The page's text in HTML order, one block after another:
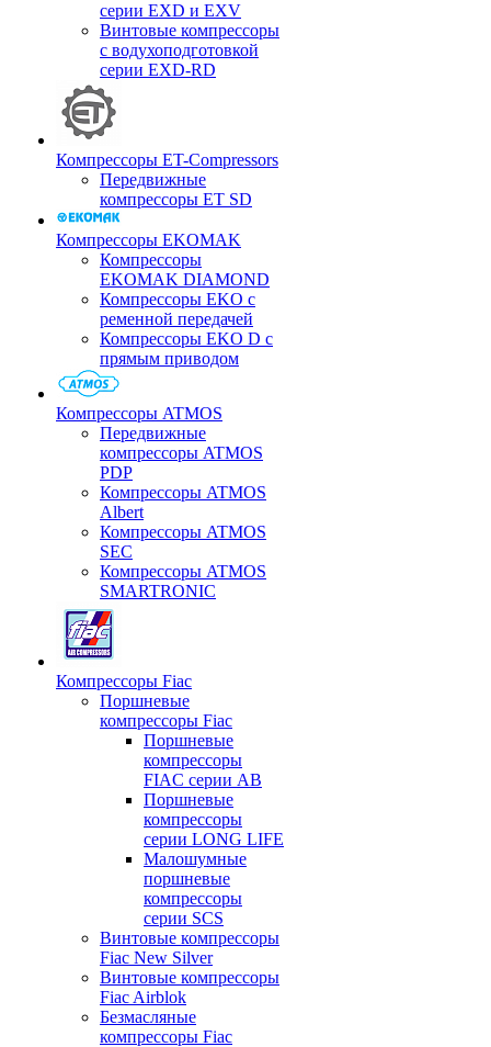
серии EXD и EXV
Винтовые компрессоры
с водухоподготовкой
серии EXD-RD
Компрессоры ET-Compressors
Передвижные
компрессоры ET SD
Компрессоры EKOMAK
Компрессоры
EKOMAK DIAMOND
Компрессоры EKO c
ременной передачей
Компрессоры EKO D с
прямым приводом
Компрессоры ATMOS
Передвижные
компрессоры ATMOS
PDP
Компрессоры ATMOS
Albert
Компрессоры ATMOS
SEC
Компрессоры ATMOS
SMARTRONIC
Компрессоры Fiac
Поршневые
компрессоры Fiac
Поршневые
компрессоры
FIAC серии AB
Поршневые
компрессоры
серии LONG LIFE
Малошумные
поршневые
компрессоры
серии SCS
Винтовые компрессоры
Fiac New Silver
Винтовые компрессоры
Fiac Airblok
Безмасляные
компрессоры Fiac